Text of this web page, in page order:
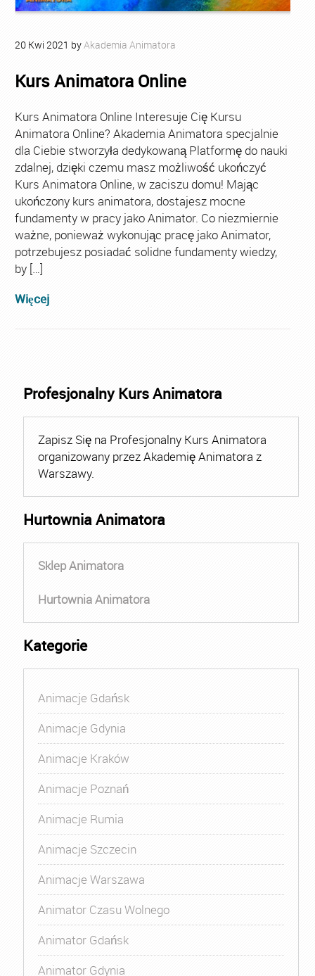
20 Kwi 2021 byAkademia Animatora
Kurs Animatora Online
Kurs Animatora Online Interesuje Cię Kursu
Animatora Online? Akademia Animatora specjalnie
dla Ciebie stworzyła dedykowaną Platformę do nauki
zdalnej, dzięki czemu masz możliwość ukończyć
Kurs Animatora Online, w zaciszu domu! Mając
ukończony kurs animatora, dostajesz mocne
fundamenty w pracy jako Animator. Co niezmiernie
ważne, ponieważ wykonując pracę jako Animator,
potrzebujesz posiadać solidne fundamenty wiedzy,
by […]
Więcej
Profesjonalny Kurs Animatora
Zapisz Się na Profesjonalny Kurs Animatora
organizowany przez Akademię Animatora z
Warszawy.
Hurtownia Animatora
Sklep Animatora
Hurtownia Animatora
Kategorie
Animacje Gdańsk
Animacje Gdynia
Animacje Kraków
Animacje Poznań
Animacje Rumia
Animacje Szczecin
Animacje Warszawa
Animator Czasu Wolnego
Animator Gdańsk
Animator Gdynia